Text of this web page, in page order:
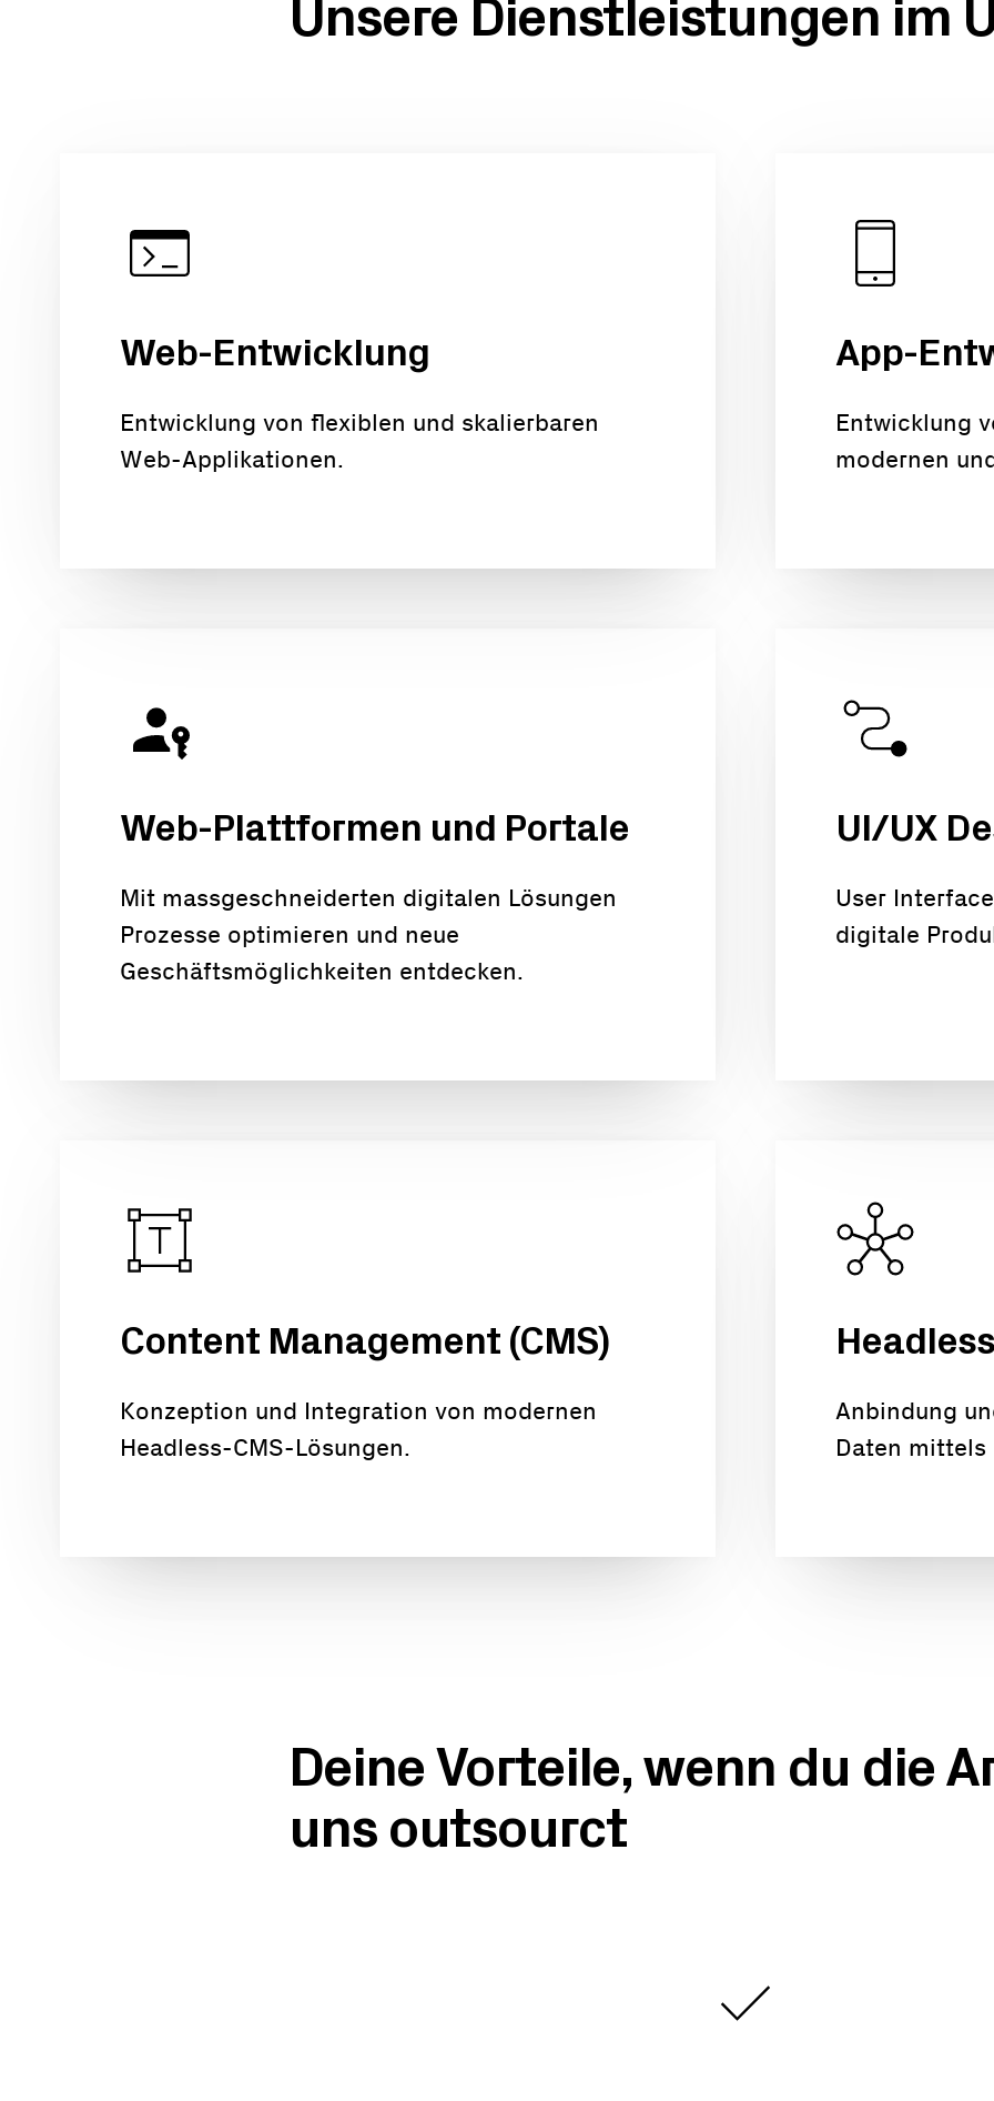
Unsere Dienstleistungen im
Web-Entwicklung
Entwicklung von flexiblen und skalierbaren
Web-Applikationen.
App-
Entwicklung
modernen
Web-Plattformen und Portale
Mit massgeschneiderten digitalen Lösungen
Prozesse optimieren und neue
Geschäftsmöglichkeiten entdecken.
UI/UX
User
digitale
Content Management (CMS)
Konzeption und Integration von modernen
Headless-CMS-Lösungen.
Anbindung
Daten mittels
Deine Vorteile, wenn du die
uns outsourct